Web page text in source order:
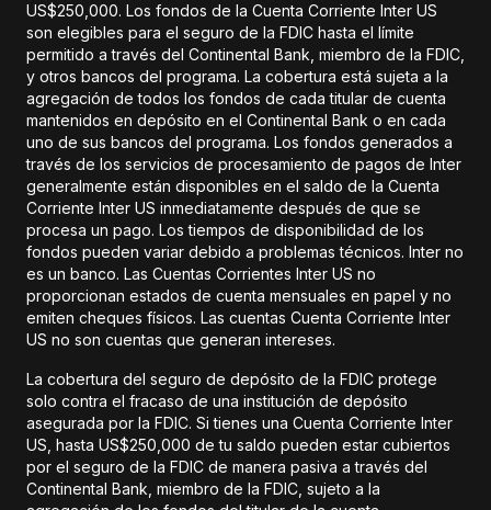
US$250,000. Los fondos de la Cuenta Corriente Inter US
son elegibles para el seguro de la FDIC hasta el límite
permitido a través del Continental Bank, miembro de la FDIC,
y otros bancos del programa. La cobertura está sujeta a la
agregación de todos los fondos de cada titular de cuenta
mantenidos en depósito en el Continental Bank o en cada
uno de sus bancos del programa. Los fondos generados a
través de los servicios de procesamiento de pagos de Inter
generalmente están disponibles en el saldo de la Cuenta
Corriente Inter US inmediatamente después de que se
procesa un pago. Los tiempos de disponibilidad de los
fondos pueden variar debido a problemas técnicos. Inter no
es un banco. Las Cuentas Corrientes Inter US no
proporcionan estados de cuenta mensuales en papel y no
emiten cheques físicos. Las cuentas Cuenta Corriente Inter
US no son cuentas que generan intereses.
La cobertura del seguro de depósito de la FDIC protege
solo contra el fracaso de una institución de depósito
asegurada por la FDIC. Si tienes una Cuenta Corriente Inter
US, hasta US$250,000 de tu saldo pueden estar cubiertos
por el seguro de la FDIC de manera pasiva a través del
Continental Bank, miembro de la FDIC, sujeto a la